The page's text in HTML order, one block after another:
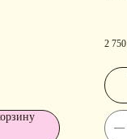
2 750